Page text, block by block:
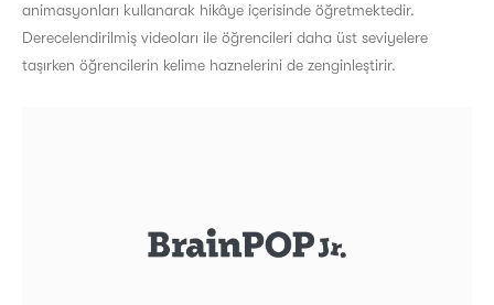
animasyonları kullanarak hikâye içerisinde öğretmektedir.
Derecelendirilmiş videoları ile öğrencileri daha üst seviyelere
taşırken öğrencilerin kelime haznelerini de zenginleştirir.